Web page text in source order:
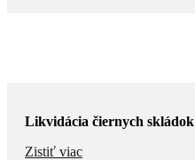
Likvidácia čiernych skládok
Zistiť viac